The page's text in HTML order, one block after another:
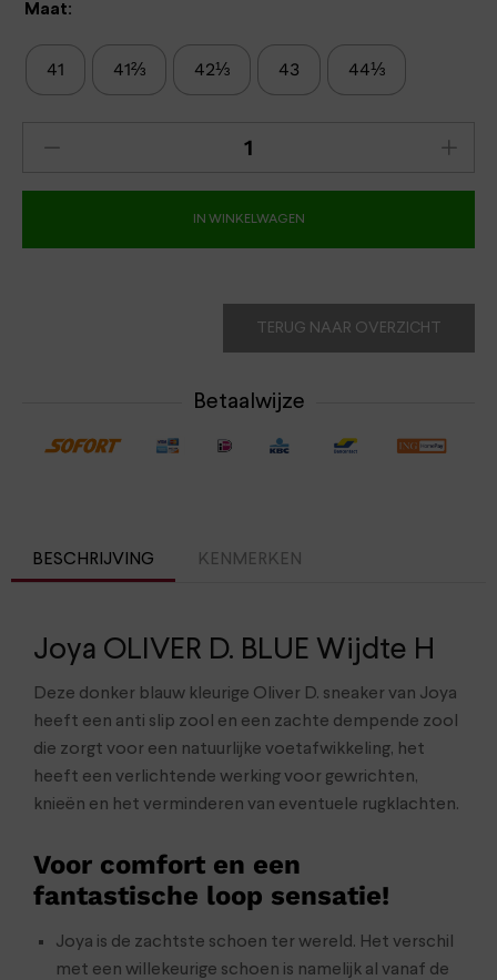
Maat:
41 41⅔ 42⅓ 43 44⅓
IN WINKELWAGEN
TERUG NAAR OVERZICHT
Betaalwijze
BESCHRIJVING KENMERKEN
Joya OLIVER D. BLUE Wijdte H
Deze donker blauw kleurige Oliver D. sneaker van Joya
heeft een anti slip zool en een zachte dempende zool
die zorgt voor een natuurlijke voetafwikkeling, het
heeft een verlichtende werking voor gewrichten,
knieën en het verminderen van eventuele rugklachten.
Voor comfort en een
fantastische loop sensatie!
Joya is de zachtste schoen ter wereld. Het verschil
met een willekeurige schoen is namelijk al vanaf de